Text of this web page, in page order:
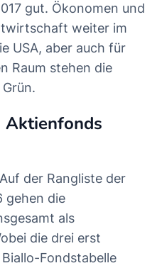
gut. Ökonomen und
weiter im
USA, aber auch für
Raum stehen die
Aktienfonds
der Rangliste der
gehen die
als
die drei erst
Biallo-Fondstabelle